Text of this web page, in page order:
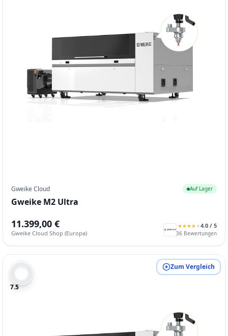
Gweike Cloud Auf Lager
Gweike M2 Ultra
11.399,00 €
Gweike Cloud Shop (Europa)
★
★★
★★
★★
★ ★
★4.0 / 5
36 Bewertungen
7.5
Zum Vergleich